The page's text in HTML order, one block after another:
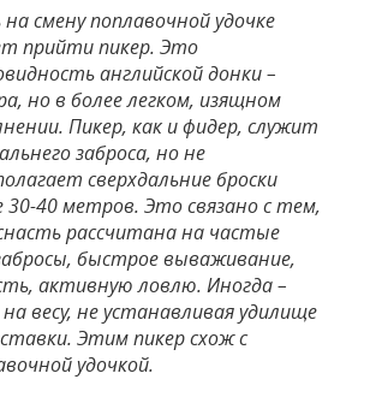
на смену поплавочной удочке
прийти пикер. Это
английской донки –
но в более легком, изящном
Пикер, как и фидер, служит
заброса, но не
сверхдальние броски
30-40 метров. Это связано с тем,
рассчитана на частые
быстрое вываживание,
активную ловлю. Иногда –
весу, не устанавливая удилище
Этим пикер схож с
удочкой.